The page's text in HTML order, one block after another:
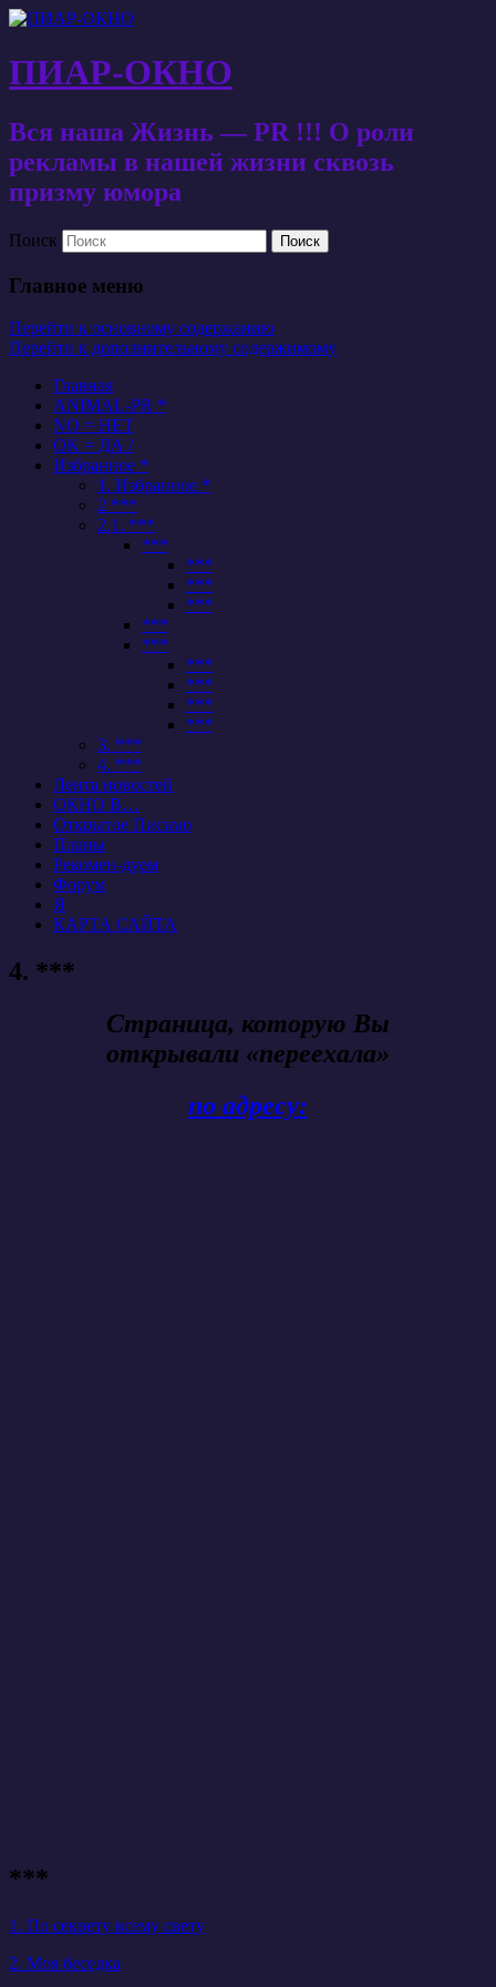
ПИАР-ОКНО
Вся наша Жизнь — PR !!! О роли
рекламы в нашей жизни сквозь
призму юмора
Поиск
Главное меню
Перейти к основному содержанию
Перейти к дополнительному содержимому
Главная
ANIMAL-PR *
NO = НЕТ
OK = ДА /
Избранное *
1. Избранное *
2 ***
2.1. ***
***
***
***
***
***
***
***
***
***
***
3. ***
4. ***
Лента новостей
ОКНО В…
Открытое Письмо
Планы
Рекомен-дуем
Форум
Я
КАРТА САЙТА
4. ***
Страница, которую Вы
открывали «переехала»
по адресу:
***
1. По секрету всему свету
2. Моя беседка